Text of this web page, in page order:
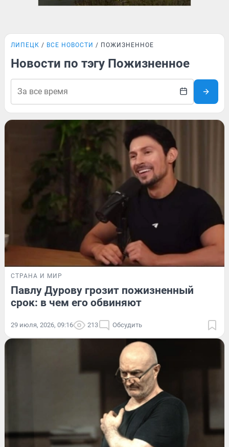
ЛИПЕЦК ВСЕ НОВОСТИ ПОЖИЗНЕННОЕ
Новости по тэгу Пожизненное
СТРАНА И МИР
Павлу Дурову грозит пожизненный
срок: в чем его обвиняют
29 июля, 2026, 09:16 213 Обсудить